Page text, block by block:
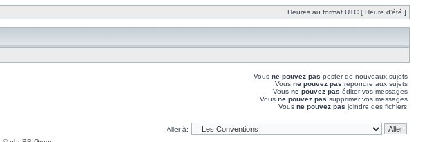
Heures au format UTC [ Heure d’été ]
Vous ne pouvez pas poster de nouveaux sujets
Vous ne pouvez pas répondre aux sujets
Vous ne pouvez pas éditer vos messages
Vous ne pouvez pas supprimer vos messages
Vous ne pouvez pas joindre des fichiers
Aller à: